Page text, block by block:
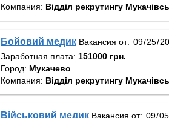
Компания: Відділ рекрутингу
Бойовий медик Вакансия от:
Заработная плата: 151000 грн.
Город: Мукачево
Компания: Відділ рекрутингу
Військовий медик Вакансия от: